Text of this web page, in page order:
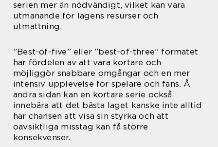
serien mer än nödvändigt, vilket kan vara
utmanande för lagens resurser och
utmattning.
”Best-of-five” eller ”best-of-three” formatet
har fördelen av att vara kortare och
möjliggör snabbare omgångar och en mer
intensiv upplevelse för spelare och fans. Å
andra sidan kan en kortare serie också
innebära att det bästa laget kanske inte alltid
har chansen att visa sin styrka och att
oavsiktliga misstag kan få större
konsekvenser.